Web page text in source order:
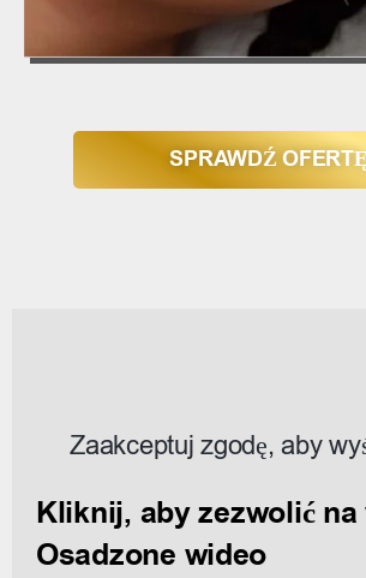
SPRAWDŹ OFERTĘ
Zaakceptuj zgodę, aby
Kliknij, aby zezwolić
Osadzone wideo